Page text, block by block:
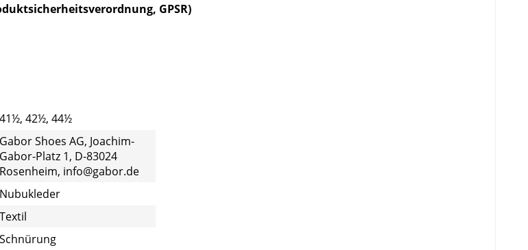
GPSR)
41½, 42½, 44½
Gabor Shoes AG, Joachim-
Gabor-Platz 1, D-83024
Rosenheim, info@gabor.de
Nubukleder
Textil
Schnürung